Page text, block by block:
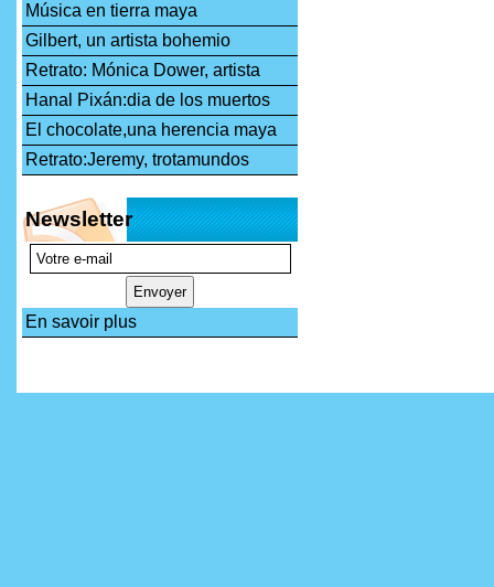
Música en tierra maya
Gilbert, un artista bohemio
Retrato: Mónica Dower, artista
Hanal Pixán:dia de los muertos
El chocolate,una herencia maya
Retrato:Jeremy, trotamundos
Newsletter
En savoir plus